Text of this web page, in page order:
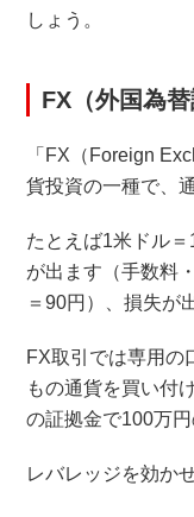
しょう。
FX（外国為替
「FX（Foreign
貨投資の一種で、
たとえば1米ドル
が出ます（手数料
＝90円）、損失が
FX取引では専用の
もの通貨を買い付
の証拠金で100万円
レバレッジを効か